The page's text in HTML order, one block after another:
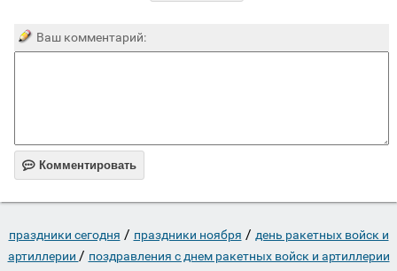
Ваш комментарий:
 Комментировать
праздники сегодня / праздники ноября / день ракетных войск и
артиллерии / поздравления с днем ракетных войск и артиллерии